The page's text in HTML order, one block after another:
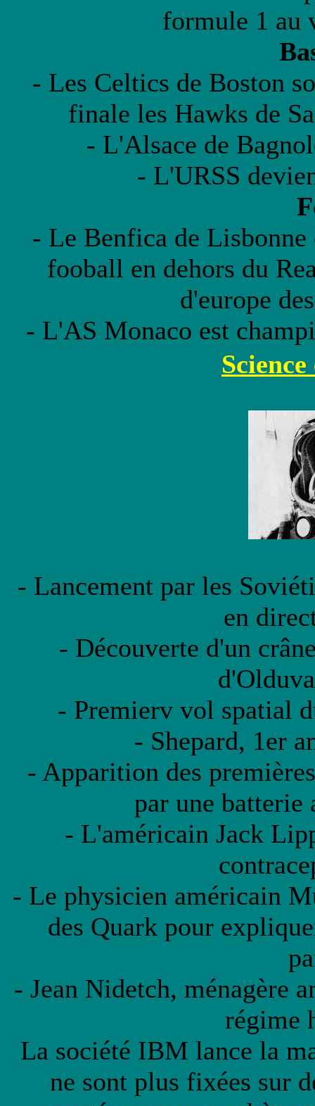
formule 1 au
- Les Celtics de Boston
finale les Hawks de
- L'Alsace de
- L'URSS
- Le Benfica de
fooball en dehors du
d'europe
- L'AS Monaco est
- Lancement par les
en
- Découverte d'un
- Premierv vol spatial
- Shepard, 1er
- Apparition des
par une
- L'américain Jack
- Le physicien américain
des Quark pour
- Jean Nidetch, ménagère
régime
La société IBM lance la
ne sont plus fixées sur